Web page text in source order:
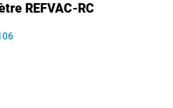
REFVAC-RC